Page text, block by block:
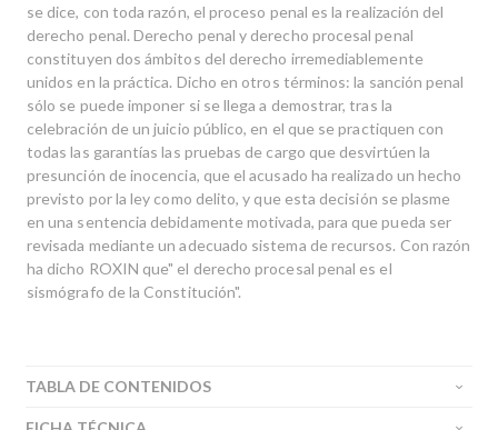
se dice, con toda razón, el proceso penal es la realización del
derecho penal. Derecho penal y derecho procesal penal
constituyen dos ámbitos del derecho irremediablemente
unidos en la práctica. Dicho en otros términos: la sanción penal
sólo se puede imponer si se llega a demostrar, tras la
celebración de un juicio público, en el que se practiquen con
todas las garantías las pruebas de cargo que desvirtúen la
presunción de inocencia, que el acusado ha realizado un hecho
previsto por la ley como delito, y que esta decisión se plasme
en una sentencia debidamente motivada, para que pueda ser
revisada mediante un adecuado sistema de recursos. Con razón
ha dicho ROXIN que" el derecho procesal penal es el
sismógrafo de la Constitución".
TABLA DE CONTENIDOS